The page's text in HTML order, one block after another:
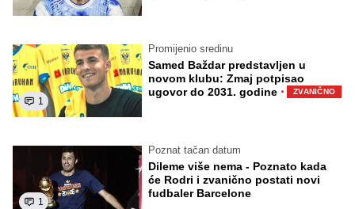
1
Promijenio sredinu
Samed Baždar predstavljen u
novom klubu: Zmaj potpisao
ugovor do 2031. godine · ZVANIČNO
1
Poznat tačan datum
Dileme više nema - Poznato kada
će Rodri i zvanično postati novi
fudbaler Barcelone